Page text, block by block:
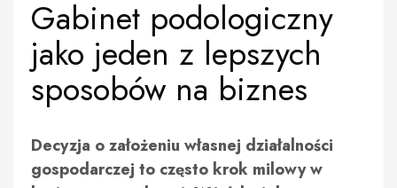
Gabinet podologiczny
jako jeden z lepszych
sposobów na biznes
Decyzja o założeniu własnej działalności
gospodarczej to często krok milowy w